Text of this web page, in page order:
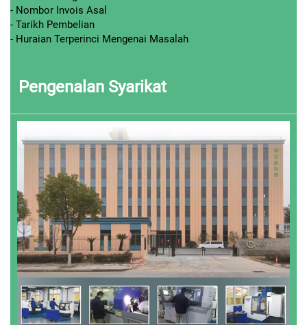
- Nombor Invois Asal
- Tarikh Pembelian
- Huraian Terperinci Mengenai Masalah
Pengenalan Syarikat